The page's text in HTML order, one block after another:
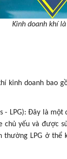
Kinh doanh khí
kinh doanh bao
- LPG): Đây là
chủ yếu và được
thường LPG ở